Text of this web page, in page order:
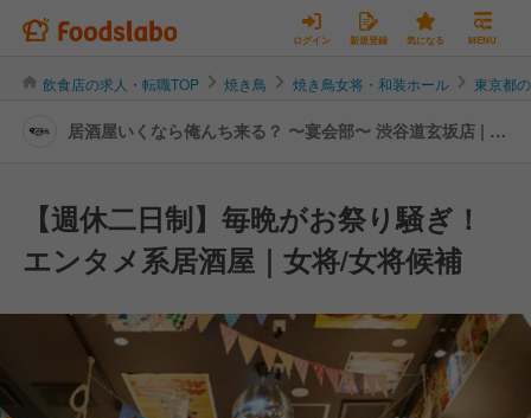
ログイン 新規登録 気になる MENU
飲食店の求人・転職TOP 焼き鳥 焼き鳥女将・和装ホール 東京都
居酒屋いくなら俺んち来る？ 〜宴会部〜 渋谷道玄坂店 | 女
【週休二日制】毎晩がお祭り騒ぎ！
エンタメ系居酒屋｜女将/女将候補